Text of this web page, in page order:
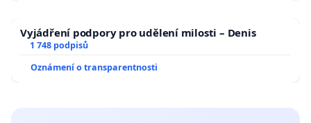
Vyjádření podpory pro udělení milosti – Denis
1 748 podpisů
Oznámení o transparentnosti